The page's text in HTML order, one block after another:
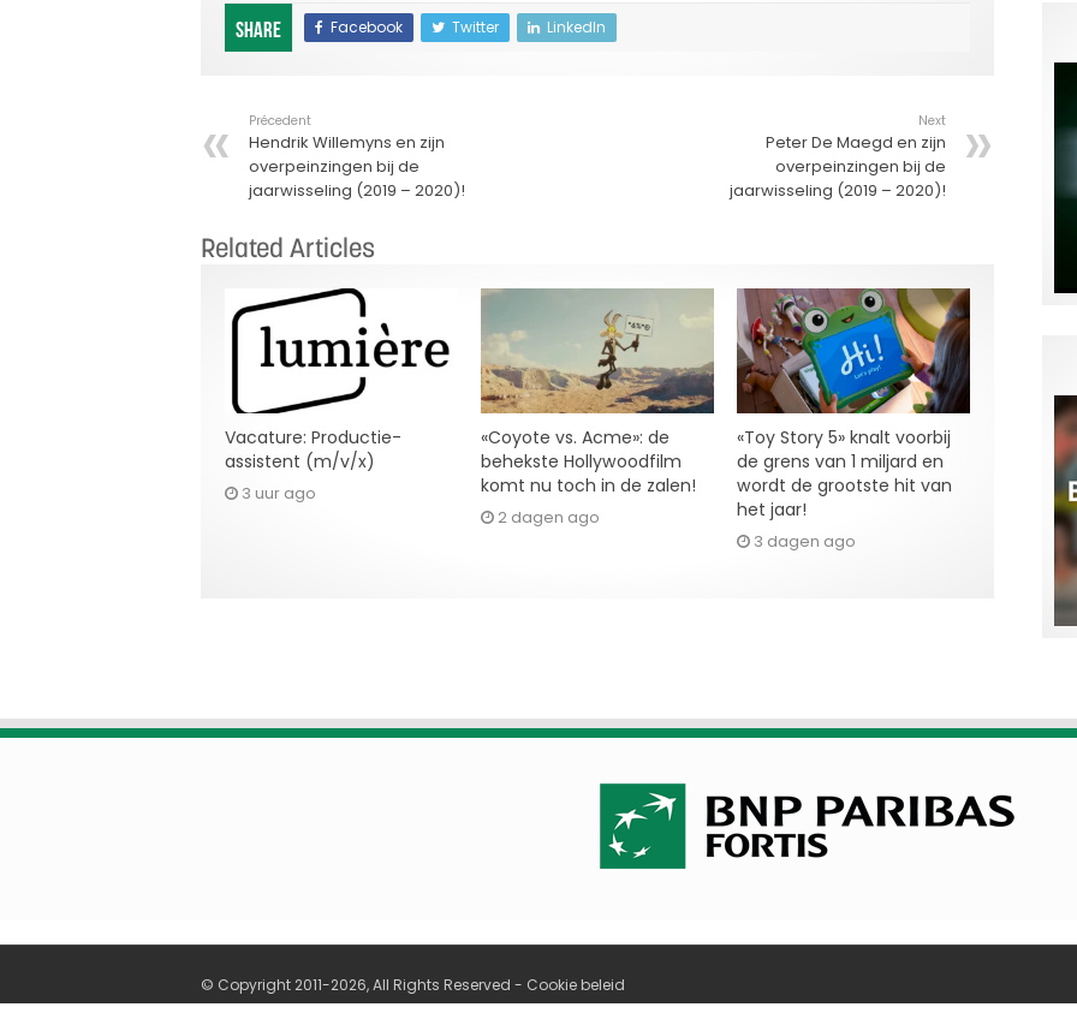
Share Facebook Twitter LinkedIn
Précedent
Hendrik Willemyns en zijn
overpeinzingen bij de
jaarwisseling (2019 – 2020)!
Next
Peter De Maegd en zijn
overpeinzingen bij de
jaarwisseling (2019 – 2020)!
Related Articles
Vacature: Productie-
assistent (m/v/x)
3 uur ago
«Coyote vs. Acme»: de
behekste Hollywoodfilm
komt nu toch in de zalen!
2 dagen ago
«Toy Story 5» knalt voorbij
de grens van 1 miljard en
wordt de grootste hit van
het jaar!
3 dagen ago
© Copyright 2011-2026, All Rights Reserved - Cookie beleid